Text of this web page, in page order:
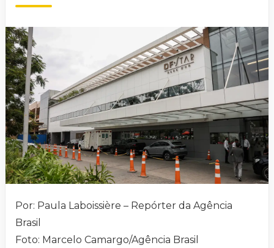
Por: Paula Laboissière – Repórter da Agência
Brasil
Foto: Marcelo Camargo/Agência Brasil